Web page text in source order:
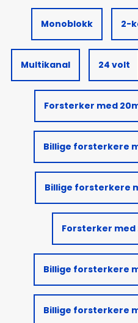
Monoblokk 2-
Multikanal 24 volt
Forsterker med
Billige forsterkere
Billige forsterkere
Forsterker med
Billige forsterkere
Billige forsterkere